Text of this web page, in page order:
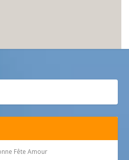
Fête Amour